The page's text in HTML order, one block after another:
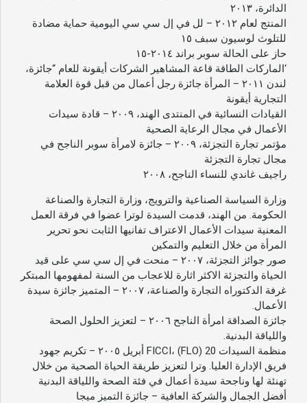
الدائرة، ٢٠١٣
المنتج لعام ٢٠١٢ – لل في إل سي سي اليومية حماية مضادة
للتلوث لوسيون سبف ١٥
حاز على الحالة سوبر براند ٢٠١٤-١٥
‘الماركات الطاقة قاعة المشاهير الشركات أيقونة للعام “جائزة،
لندن ٢٠١١ – المرأة جائزة رجل أعمال من قبل قوة العلامة
التجارية أيقونة
القيادات النسائية في المنتدى الهند، ٢٠٠٩ – قادة سيدات
الأعمال في مجال الرعاية الصحية
مؤتمر تجارة التجزئة، ٢٠٠٩ – جائزة لامرأة سوبر الناجح في
مجال تجارة التجزئة
راجيف غاندي للنساء الناجح، ٢٠٠٨
وزارة السياسة الصناعية والترويج، وزارة التجارة والصناعة
الحكومة. من الهند، قدمت السيدة لوترا عضوا في فرقة العمل
المعنية سيدات الأعمال الاعتراف تفانيها الثابت نحو تحرير
المرأة من خلال التعليم والتمكين
صور جوائز التجزئة، ٢٠٠٧ – منحت في إل سي سي على قيد
الحياة والتجزئة الاكثر اثارة للاعجاب من السنة لمفهومها المبتكر
غرفة الدكتوراه التجارة والصناعة، ٢٠٠٧ – المتميز جائزة سيدة
الأعمال.
جائزة الصداقة امرأة الناجح ٢٠٠٦ – لتعزيز الحلول الصحة
واللياقة البدنية.
منظمة السيدات FICCI، (FLO) 20 أبريل ٢٠٠٥ – تكريم جهود
فريق الإدارة العليا. وترا لتعزيز طريقة الحياة الصحية من خلال
تهنئة لها وناجحة سيدة أعمال في فئة الصحة واللياقة البدنية
أفضل الجمال والشركة العافية – جائزة التميز ميجا